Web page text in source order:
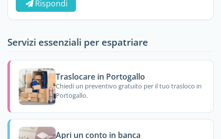
Rispondi
Servizi essenziali per espatriare
Traslocare in Portogallo
Chiedi un preventivo gratuito per il tuo trasloco in
Portogallo.
Apri un conto in banca